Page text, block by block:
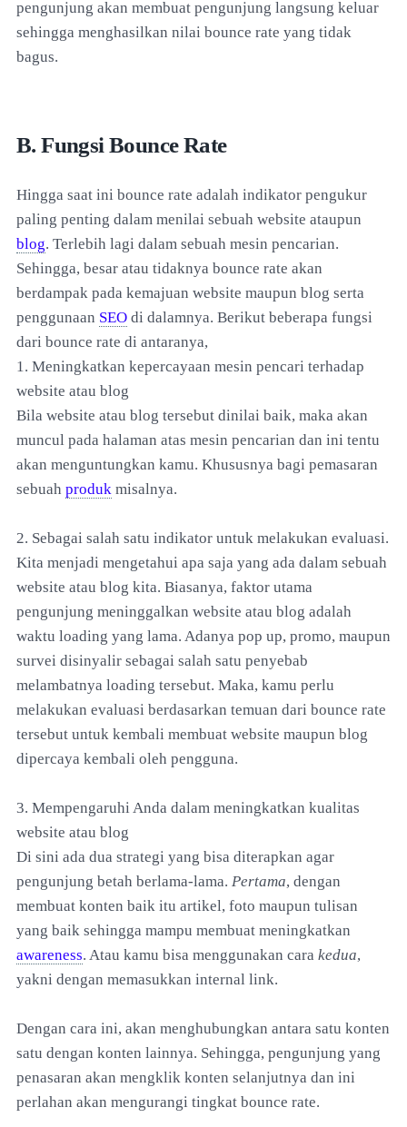
pengunjung akan membuat pengunjung langsung keluar
sehingga menghasilkan nilai bounce rate yang tidak
bagus.
B. Fungsi Bounce Rate
Hingga saat ini bounce rate adalah indikator pengukur
paling penting dalam menilai sebuah website ataupun
blog. Terlebih lagi dalam sebuah mesin pencarian.
Sehingga, besar atau tidaknya bounce rate akan
berdampak pada kemajuan website maupun blog serta
penggunaan SEO di dalamnya. Berikut beberapa fungsi
dari bounce rate di antaranya,
1. Meningkatkan kepercayaan mesin pencari terhadap
website atau blog
Bila website atau blog tersebut dinilai baik, maka akan
muncul pada halaman atas mesin pencarian dan ini tentu
akan menguntungkan kamu. Khususnya bagi pemasaran
sebuah produk misalnya.
2. Sebagai salah satu indikator untuk melakukan evaluasi.
Kita menjadi mengetahui apa saja yang ada dalam sebuah
website atau blog kita. Biasanya, faktor utama
pengunjung meninggalkan website atau blog adalah
waktu loading yang lama. Adanya pop up, promo, maupun
survei disinyalir sebagai salah satu penyebab
melambatnya loading tersebut. Maka, kamu perlu
melakukan evaluasi berdasarkan temuan dari bounce rate
tersebut untuk kembali membuat website maupun blog
dipercaya kembali oleh pengguna.
3. Mempengaruhi Anda dalam meningkatkan kualitas
website atau blog
Di sini ada dua strategi yang bisa diterapkan agar
pengunjung betah berlama-lama. Pertama, dengan
membuat konten baik itu artikel, foto maupun tulisan
yang baik sehingga mampu membuat meningkatkan
awareness. Atau kamu bisa menggunakan cara kedua,
yakni dengan memasukkan internal link.
Dengan cara ini, akan menghubungkan antara satu konten
satu dengan konten lainnya. Sehingga, pengunjung yang
penasaran akan mengklik konten selanjutnya dan ini
perlahan akan mengurangi tingkat bounce rate.